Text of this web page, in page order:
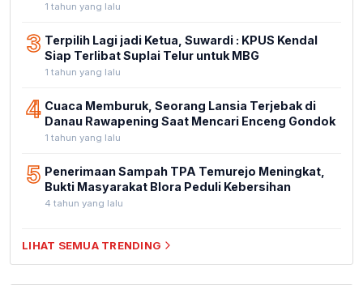
1 tahun yang lalu
3 Terpilih Lagi jadi Ketua, Suwardi : KPUS Kendal
Siap Terlibat Suplai Telur untuk MBG
1 tahun yang lalu
4 Cuaca Memburuk, Seorang Lansia Terjebak di
Danau Rawapening Saat Mencari Enceng Gondok
1 tahun yang lalu
5 Penerimaan Sampah TPA Temurejo Meningkat,
Bukti Masyarakat Blora Peduli Kebersihan
4 tahun yang lalu
LIHAT SEMUA TRENDING